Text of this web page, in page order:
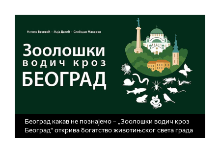
Београд какав не познајемо – „Зоолошки водич кроз
Београд“ открива богатство животињског света града